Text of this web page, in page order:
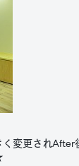
く変更されAfter